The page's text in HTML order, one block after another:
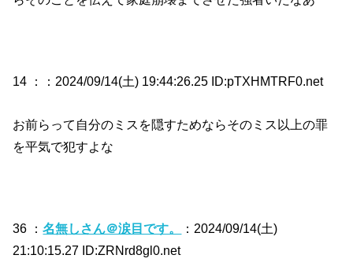
14 ： ：2024/09/14(土) 19:44:26.25 ID:pTXHMTRF0.net
お前らって自分のミスを隠すためならそのミス以上の罪
を平気で犯すよな
36 ：名無しさん＠涙目です。
：2024/09/14(土)
21:10:15.27 ID:ZRNrd8gl0.net